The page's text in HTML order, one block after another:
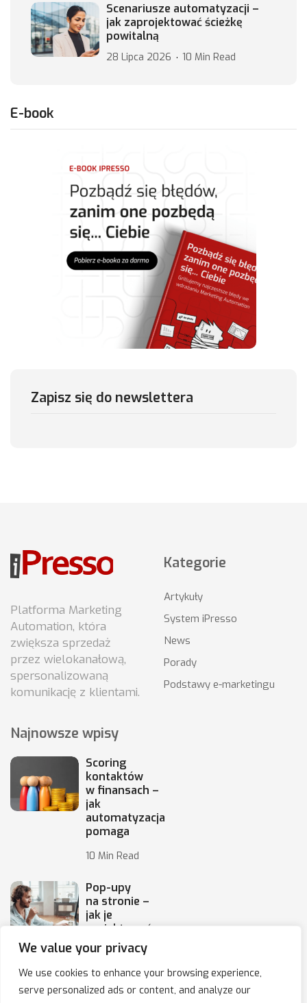
We value your privacy
We use cookies to enhance your browsing experience,
serve personalized ads or content, and analyze our
Scenariusze automatyzacji –
jak zaprojektować ścieżkę
powitalną
28 Lipca 2026 10 Min Read
E-book
Zapisz się do newslettera
Platforma Marketing
Automation, która
zwiększa sprzedaż
przez wielokanałową,
spersonalizowaną
komunikację z klientami.
Kategorie
Artykuły
System iPresso
News
Porady
Podstawy e-marketingu
Najnowsze wpisy
Scoring
kontaktów
w finansach –
jak
automatyzacja
pomaga
10 Min Read
Pop-upy
na stronie –
jak je
projektować,
by
10 Min Read